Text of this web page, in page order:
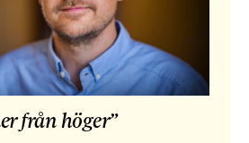
från höger”